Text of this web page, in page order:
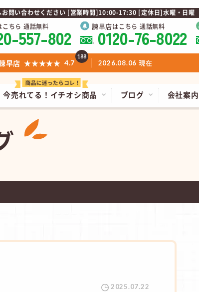
お問い合わせください [営業時間]10:00-17:30 [定休日]水曜・日曜
こちら 通話無料
557-802 諫早店はこちら 通話無料
0120-76-8022
今売れてる！ イチオシ商品 ブログ 会社案内
早店 ★★★★★ 4.7
188
2026.08.06 現在
2025.07.22